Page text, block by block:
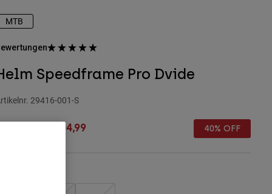
MTB
Speedframe Pro Dvide
29416-001-S
Price reduced from
€ 104,99 40% OFF